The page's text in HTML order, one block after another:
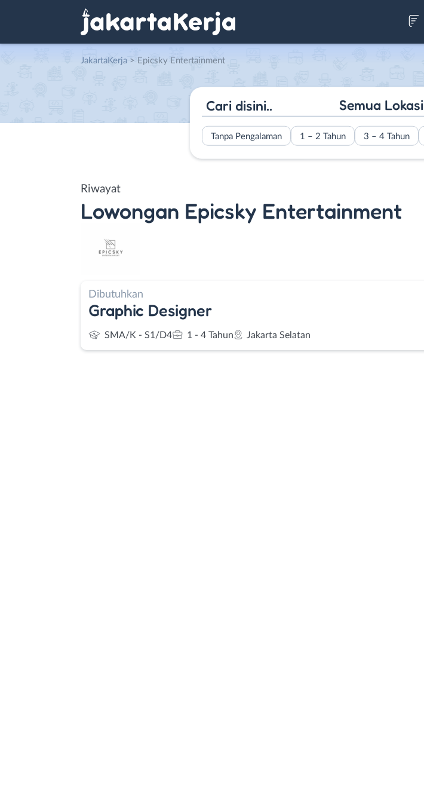
JakartaKerja > Epicsky Entertainment
Semua Lokasi
Tanpa Pengalaman 1 – 2 Tahun 3 – 4 Tahun
Riwayat
Lowongan Epicsky Entertainment
Dibutuhkan
Graphic Designer
SMA/K - S1/D4 1 - 4 Tahun Jakarta Selatan